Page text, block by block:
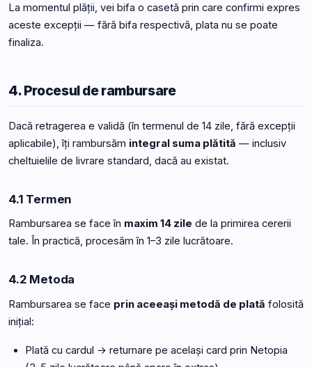
La momentul plății, vei bifa o casetă prin care confirmi expres
aceste excepții — fără bifa respectivă, plata nu se poate
finaliza.
4. Procesul de rambursare
Dacă retragerea e validă (în termenul de 14 zile, fără excepții
aplicabile), îți rambursăm integral suma plătită — inclusiv
cheltuielile de livrare standard, dacă au existat.
4.1 Termen
Rambursarea se face în maxim 14 zile de la primirea cererii
tale. În practică, procesăm în 1–3 zile lucrătoare.
4.2 Metoda
Rambursarea se face prin aceeași metodă de plată folosită
inițial:
Plată cu cardul → returnare pe același card prin Netopia